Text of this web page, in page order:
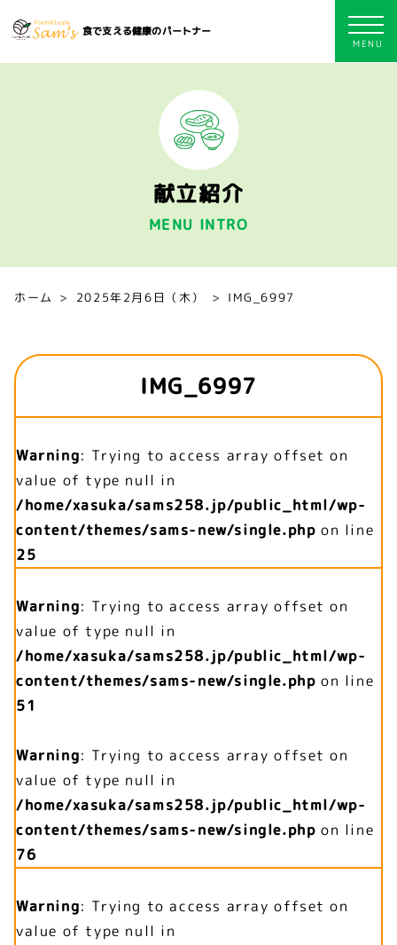
食で支える健康のパートナー
献立紹介
MENU INTRO
ホーム 2025年2月6日（木） IMG_6997
IMG_6997
Warning: Trying to access array offset on
value of type null in
/home/xasuka/sams258.jp/public_html/wp-
content/themes/sams-new/single.php on line
25
Warning: Trying to access array offset on
value of type null in
/home/xasuka/sams258.jp/public_html/wp-
content/themes/sams-new/single.php on line
51
Warning: Trying to access array offset on
value of type null in
/home/xasuka/sams258.jp/public_html/wp-
content/themes/sams-new/single.php on line
76
Warning: Trying to access array offset on
value of type null in